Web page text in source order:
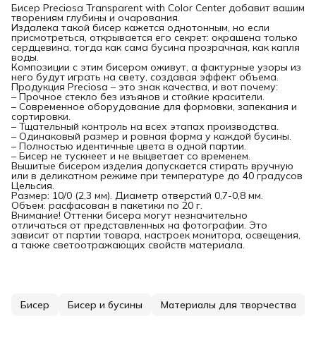
Бисер Preciosa Transparent with Color Center добавит вашим
творениям глубины и очарования.
Издалека такой бисер кажется однотонным, но если
присмотреться, открывается его секрет: окрашена только
сердцевина, тогда как сама бусина прозрачная, как капля
воды.
Композиции с этим бисером оживут, а фактурные узоры из
него будут играть на свету, создавая эффект объема.
Продукция Preciosa – это знак качества, и вот почему:
– Прочное стекло без изъянов и стойкие красители.
– Современное оборудование для формовки, запекания и
сортировки.
– Тщательный контроль на всех этапах производства.
– Одинаковый размер и ровная форма у каждой бусины.
– Полностью идентичные цвета в одной партии.
– Бисер не тускнеет и не выцветает со временем.
Вышитые бисером изделия допускается стирать вручную
или в деликатном режиме при температуре до 40 градусов
Цельсия.
Размер: 10/0 (2,3 мм). Диаметр отверстий 0,7-0,8 мм.
Объем: расфасован в пакетики по 20 г.
Внимание! Оттенки бисера могут незначительно
отличаться от представленных на фотографии. Это
зависит от партии товара, настроек монитора, освещения,
а также светоотражающих свойств материала.
Бисер Бисер и бусины Материалы для творчества